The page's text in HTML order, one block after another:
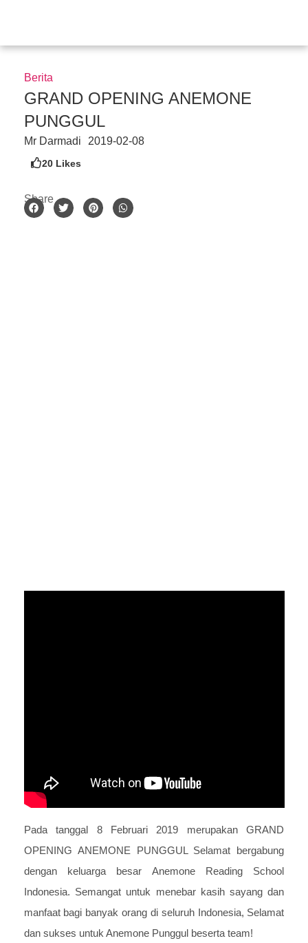
content
Berita
GRAND OPENING ANEMONE
PUNGGUL
Mr Darmadi 2019-02-08
20Likes
Share
Pada tanggal 8 Februari 2019 merupakan GRAND
OPENING ANEMONE PUNGGUL Selamat bergabung
dengan keluarga besar Anemone Reading School
Indonesia. Semangat untuk menebar kasih sayang dan
manfaat bagi banyak orang di seluruh Indonesia, Selamat
dan sukses untuk Anemone Punggul beserta team!